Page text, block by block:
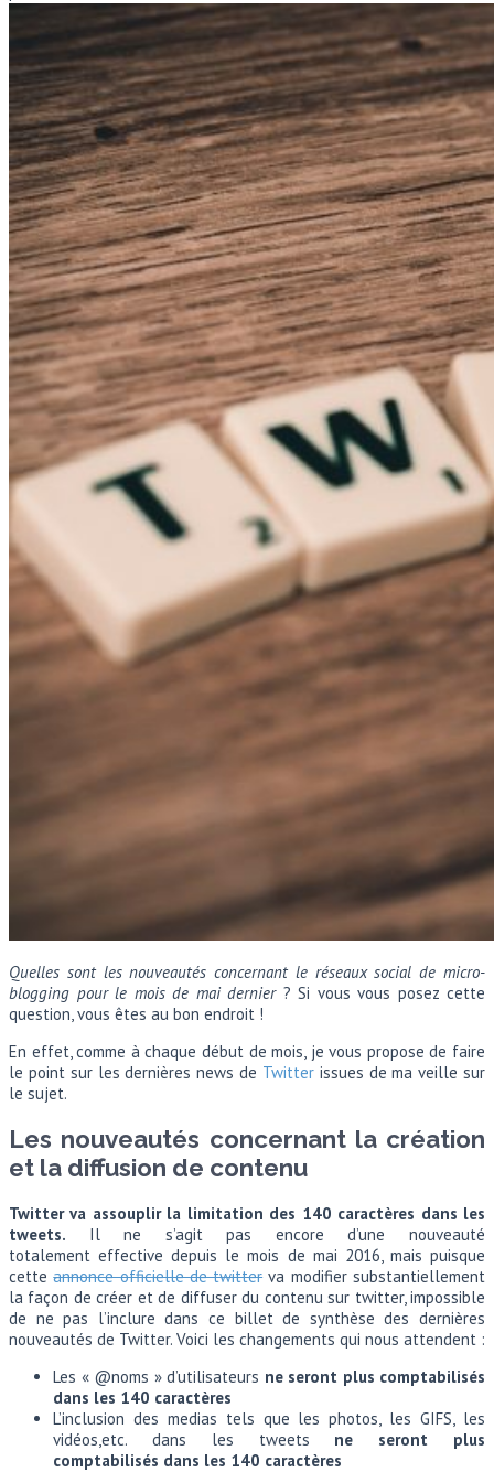
Quelles sont les nouveautés concernant le réseaux social de micro-
blogging pour le mois de mai dernier? Si vous vous posez cette
question, vous êtes au bon endroit !
En effet, comme à chaque début de mois, je vous propose de faire
le point sur les dernières news de Twitterissues de ma veille sur
le sujet.
Les nouveautés concernant la création
et la diffusion de contenu
Twitter va assouplir la limitation des 140 caractères dans les
tweets. Il ne s’agit pas encore d’une nouveauté
totalement effective depuis le mois de mai 2016, mais puisque
cetteannonce officielle de twitterva modifier substantiellement
la façon de créer et de diffuser du contenu sur twitter, impossible
de ne pas l’inclure dans ce billet de synthèse des dernières
nouveautés de Twitter. Voici les changements qui nous attendent :
Les « @noms » d’utilisateurs ne seront plus comptabilisés
dans les 140 caractères
L’inclusion des medias tels que les photos, les GIFS, les
vidéos,etc. dans les tweets ne seront plus
comptabilisés dans les 140 caractères